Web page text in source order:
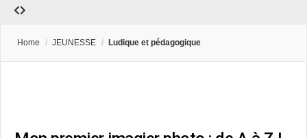
Home / JEUNESSE / Ludique et pédagogique